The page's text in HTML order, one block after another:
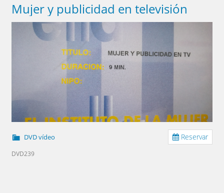
Mujer y publicidad en televisión
Reservar
DVD vídeo
DVD239